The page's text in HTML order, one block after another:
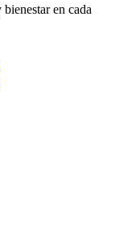
en cada